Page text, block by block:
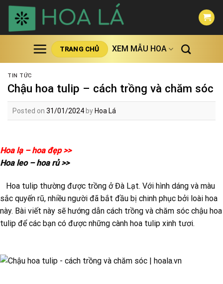
Skip
content
TRANG CHỦ XEM MẪU HOA
TIN TỨC
Chậu hoa tulip – cách trồng và chăm sóc
Posted on 31/01/2024 by Hoa Lá
Hoa lạ – hoa đẹp >>
Hoa leo – hoa rủ >>
Hoa tulip thường được trồng ở Đà Lạt. Với hình dáng và màu
sắc quyến rũ, nhiều người đã bắt đầu bị chinh phục bởi loài hoa
này. Bài viết này sẽ hướng dẫn cách trồng và chăm sóc chậu hoa
tulip để các bạn có được những cành hoa tulip xinh tươi.